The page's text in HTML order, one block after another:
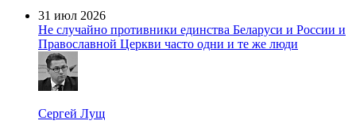
31 июл 2026
Не случайно противники единства Беларуси и России и
Православной Церкви часто одни и те же люди
Сергей Лущ